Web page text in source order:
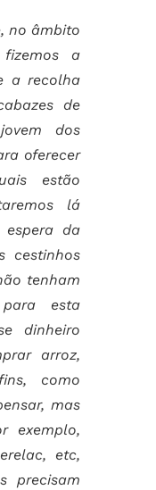
no âmbito
a
a recolha
de
dos
oferecer
estão
lá
da
cestinhos
tenham
esta
dinheiro
arroz,
como
mas
exemplo,
etc,
precisam